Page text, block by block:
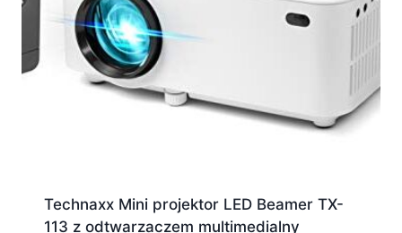
Technaxx Mini projektor LED Beamer TX-
113 z odtwarzaczem multimedialny